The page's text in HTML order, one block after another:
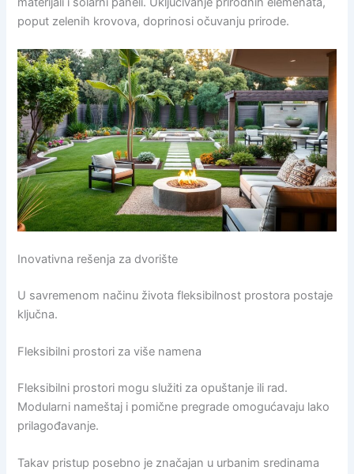
poput zelenih krovova, doprinosi očuvanju prirode.
Inovativna rešenja za dvorište
U savremenom načinu života fleksibilnost prostora postaje
ključna.
Fleksibilni prostori za više namena
Fleksibilni prostori mogu služiti za opuštanje ili rad.
Modularni nameštaj i pomične pregrade omogućavaju lako
prilagođavanje.
Takav pristup posebno je značajan u urbanim sredinama